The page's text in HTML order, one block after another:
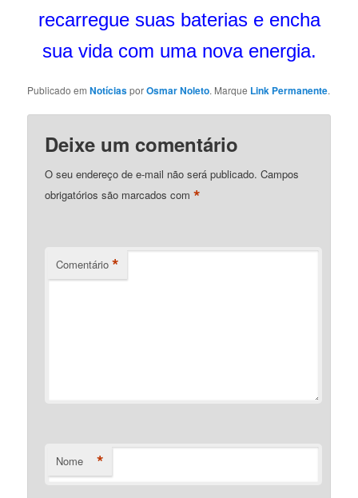
recarregue suas baterias e encha
sua vida com uma nova energia.
Publicado emNotíciasporOsmar Noleto. Marque Link Permanente.
Deixe um comentário
O seu endereço de e-mail não será publicado. Campos
obrigatórios são marcados com*
Comentário *
Nome *